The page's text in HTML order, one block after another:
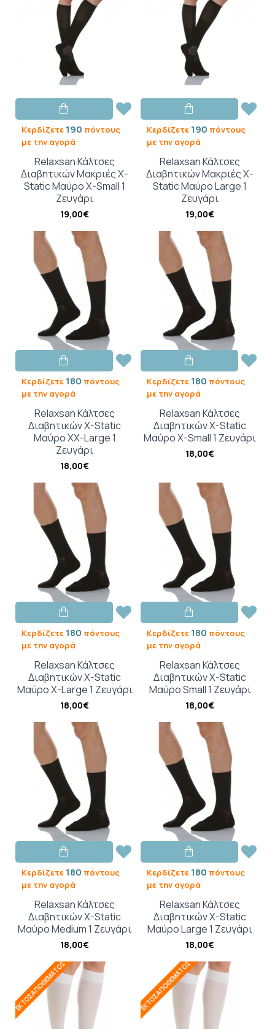
Κερδίζετε 190 πόντους
με την αγορά
Relaxsan Κάλτσες
Διαβητικών Μακριές X-
Static Μαύρο X-Small 1
Ζευγάρι
19,00€
Κερδίζετε 190 πόντους
με την αγορά
Relaxsan Κάλτσες
Διαβητικών Μακριές X-
Static Μαύρο Large 1
Ζευγάρι
19,00€
Κερδίζετε 180 πόντους
με την αγορά
Relaxsan Κάλτσες
Διαβητικών X-Static
Μαύρο XΧ-Large 1
Ζευγάρι
18,00€
Κερδίζετε 180 πόντους
με την αγορά
Relaxsan Κάλτσες
Διαβητικών X-Static
Μαύρο X-Small 1 Ζευγάρι
18,00€
Κερδίζετε 180 πόντους
με την αγορά
Relaxsan Κάλτσες
Διαβητικών X-Static
Μαύρο X-Large 1 Ζευγάρι
18,00€
Κερδίζετε 180 πόντους
με την αγορά
Relaxsan Κάλτσες
Διαβητικών X-Static
Μαύρο Small 1 Ζευγάρι
18,00€
Κερδίζετε 180 πόντους
με την αγορά
Relaxsan Κάλτσες
Διαβητικών X-Static
Μαύρο Medium 1 Ζευγάρι
18,00€
Κερδίζετε 180 πόντους
με την αγορά
Relaxsan Κάλτσες
Διαβητικών X-Static
Μαύρο Large 1 Ζευγάρι
18,00€
ΕΚΤΌΣ ΑΠΟΘΈΜΑΤΟΣ ΕΚΤΌΣ ΑΠΟΘΈΜΑΤΟΣ